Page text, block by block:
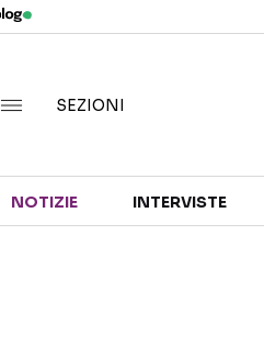
SEZIONI
NOTIZIE INTERVISTE